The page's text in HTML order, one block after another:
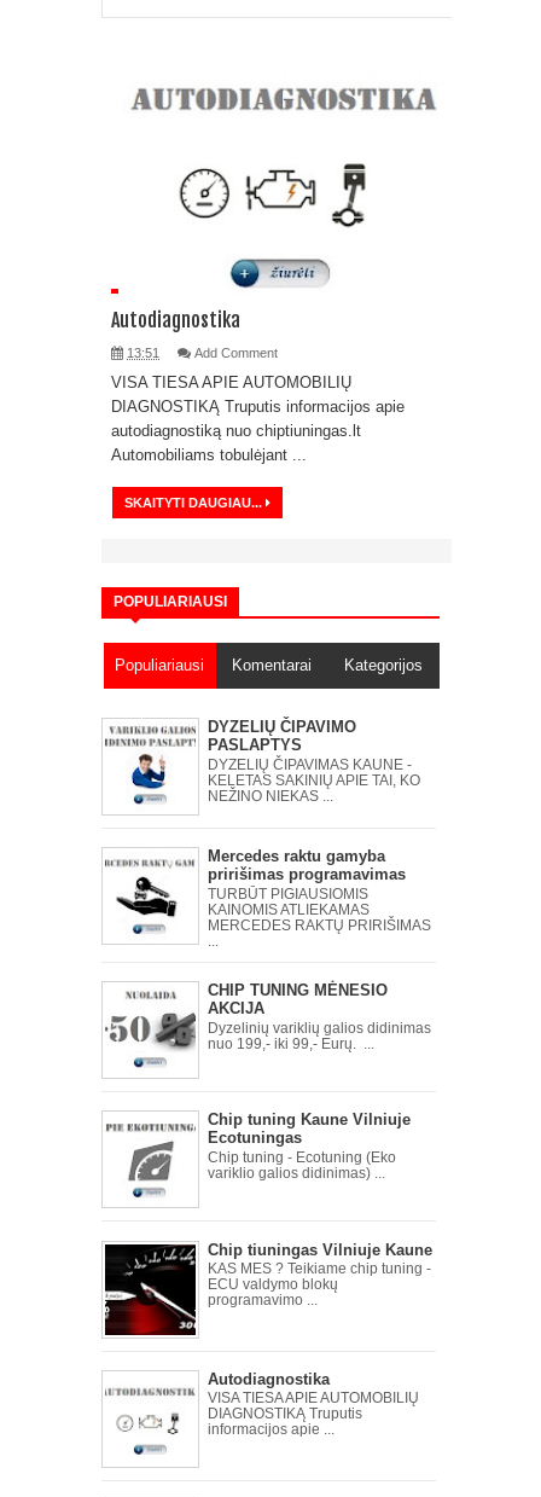
Autodiagnostika
13:51 Add Comment
VISA TIESA APIE AUTOMOBILIŲ
DIAGNOSTIKĄ Truputis informacijos apie
autodiagnostiką nuo chiptiuningas.lt
Automobiliams tobulėjant ...
SKAITYTI DAUGIAU...
POPULIARIAUSI
Populiariausi Komentarai Kategorijos
DYZELIŲ ČIPAVIMO
PASLAPTYS
DYZELIŲ ČIPAVIMAS KAUNE -
KELETAS SAKINIŲ APIE TAI, KO
NEŽINO NIEKAS ...
Mercedes raktu gamyba
pririšimas programavimas
TURBŪT PIGIAUSIOMIS
KAINOMIS ATLIEKAMAS
MERCEDES RAKTŲ PRIRIŠIMAS
CHIP TUNING MĖNESIO
AKCIJA
Dyzelinių variklių galios didinimas
nuo 199,- iki 99,- Eurų. ...
Chip tuning Kaune Vilniuje
Ecotuningas
Chip tuning - Ecotuning (Eko
variklio galios didinimas) ...
Chip tiuningas Vilniuje Kaune
KAS MES ? Teikiame chip tuning -
ECU valdymo blokų
programavimo ...
Autodiagnostika
VISA TIESA APIE AUTOMOBILIŲ
DIAGNOSTIKĄ Truputis
informacijos apie ...